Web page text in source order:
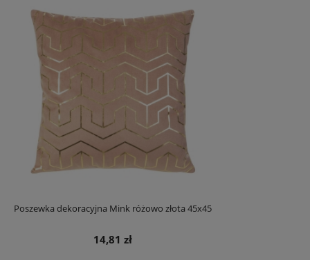
Poszewka dekoracyjna Mink różowo złota 45x45
14,81 zł